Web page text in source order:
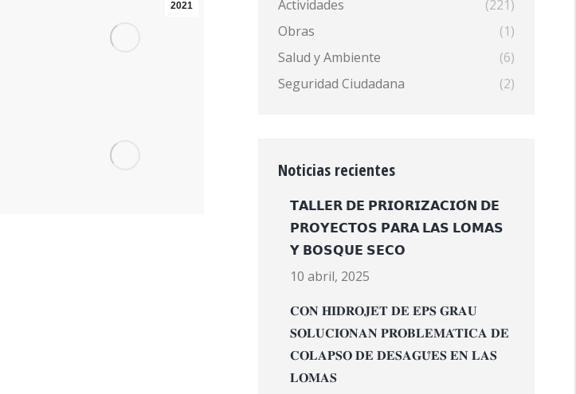
2021 Actividades
(221)
Obras
(1)
Salud y Ambiente
(6)
Seguridad Ciudadana
(2)
Noticias recientes
𝗧𝗔𝗟𝗟𝗘𝗥 𝗗𝗘 𝗣𝗥𝗜𝗢𝗥𝗜𝗭𝗔𝗖𝗜𝗢́𝗡 𝗗𝗘
𝗣𝗥𝗢𝗬𝗘𝗖𝗧𝗢𝗦 𝗣𝗔𝗥𝗔 𝗟𝗔𝗦 𝗟𝗢𝗠𝗔𝗦
𝗬 𝗕𝗢𝗦𝗤𝗨𝗘 𝗦𝗘𝗖𝗢
10 abril, 2025
𝐂𝐎𝐍 𝐇𝐈𝐃𝐑𝐎𝐉𝐄𝐓 𝐃𝐄 𝐄𝐏𝐒 𝐆𝐑𝐀𝐔
𝐒𝐎𝐋𝐔𝐂𝐈𝐎𝐍𝐀𝐍 𝐏𝐑𝐎𝐁𝐋𝐄𝐌𝐀́𝐓𝐈𝐂𝐀 𝐃𝐄
𝐂𝐎𝐋𝐀𝐏𝐒𝐎 𝐃𝐄 𝐃𝐄𝐒𝐀𝐆𝐔̈𝐄𝐒 𝐄𝐍 𝐋𝐀𝐒
𝐋𝐎𝐌𝐀𝐒